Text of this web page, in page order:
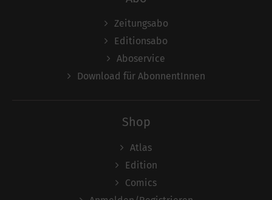
Zeitungsabo
Editionsabo
Aboservice
Download für AbonnentInnen
Shop
Atlas
Edition
Comics